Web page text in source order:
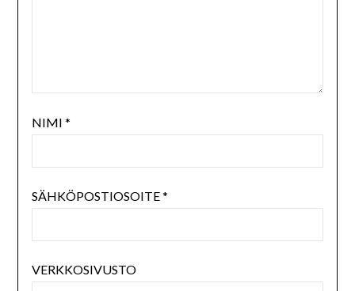
NIMI *
SÄHKÖPOSTIOSOITE*
VERKKOSIVUSTO